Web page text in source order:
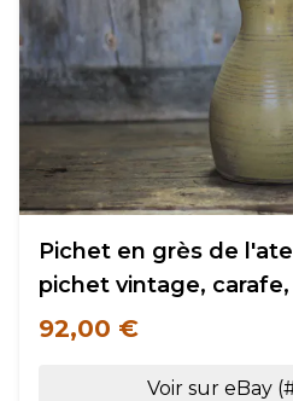
Pichet en grès de
pichet vintage,
92,00 €
Voir sur eBay